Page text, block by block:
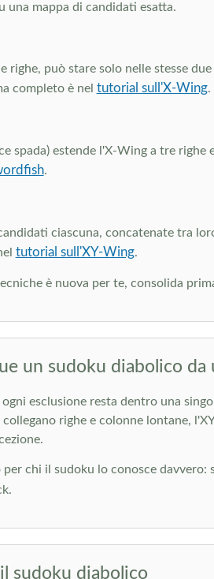
una mappa di candidati esatta.
righe, può stare solo nelle stesse
completo è nel tutorial sull'X-Wing.
spada) estende l'X-Wing a tre
.
ciascuna, concatenate tra
tutorial sull'XY-Wing.
è nuova per te, consolida
un sudoku diabolico da
esclusione resta dentro una
righe e colonne lontane,
per chi il sudoku lo conosce
sudoku diabolico